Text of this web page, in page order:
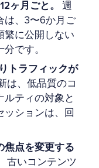
ヶ月ごと。
週
は、3〜6か月ご
繁に公開しない
です。
トラフィックが
は、低品質のコ
ルティの対象と
ッションは、回
焦点を変更する
古いコンテンツ